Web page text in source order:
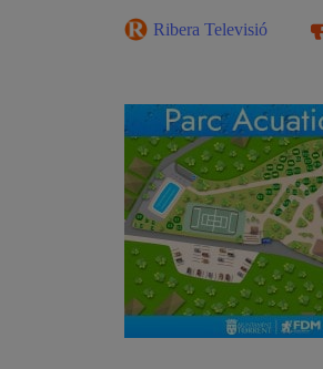
Ribera Televisió